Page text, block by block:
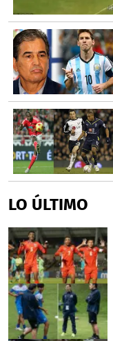
LO ÚLTIMO